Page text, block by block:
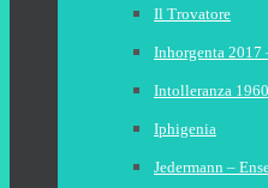
Il Trovatore
Inhorgenta 2017
Intolleranza 1960
Iphigenia
Jedermann –